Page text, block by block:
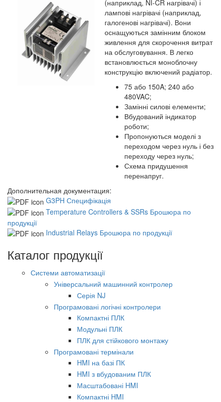
(наприклад, NI-CR нагрівачі) і
лампові нагрівачі (наприклад,
галогенові нагрівачі). Вони
оснащуються замінним блоком
живлення для скорочення витрат
на обслуговування. В легко
встановлюється моноблочну
конструкцію включений радіатор.
75 або 150A; 240 або
480VAC;
Замінні силові елементи;
Вбудований індикатор
роботи;
Пропонуються моделі з
переходом через нуль і без
переходу через нуль;
Схема придушення
перенапруг.
Дополнительная документация:
G3PH Специфікація
Temperature Controllers & SSRs Брошюра по
продукції
Industrial Relays Брошюра по продукції
Каталог продукції
Системи автоматизації
Універсальний машинний контролер
Серія NJ
Програмовані логічні контролери
Компактні ПЛК
Модульні ПЛК
ПЛК для стійкового монтажу
Програмовані термінали
HMI на базі ПК
HMI з вбудованим ПЛК
Масштабовані HMI
Компактні HMI